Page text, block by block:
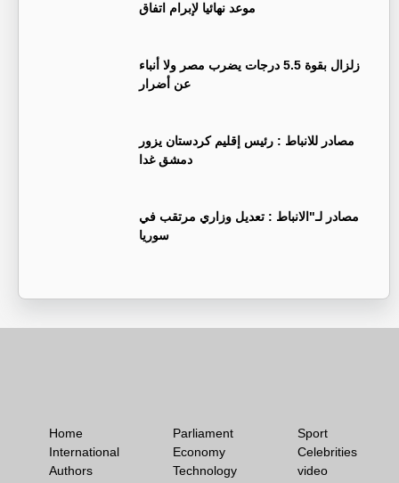
موعد نهائيا لإبرام اتفاق
زلزال بقوة 5.5 درجات يضرب مصر ولا أنباء
عن أضرار
‏مصادر للانباط : رئيس إقليم كردستان يزور
دمشق غدا
‏مصادر لـ"الانباط : تعديل وزاري مرتقب في
سوريا
Home
International
Authors
Parliament
Economy
Technology
Sport
Celebrities
video